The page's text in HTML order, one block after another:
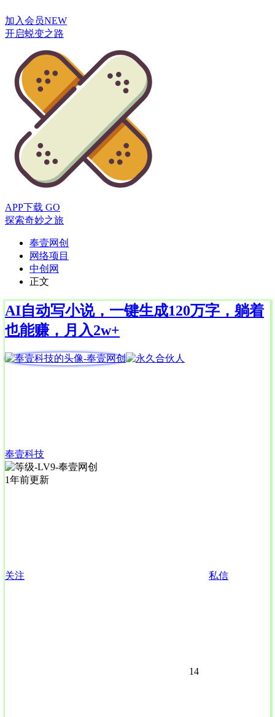
加入会员NEW
开启蜕变之路
APP下载 GO
探索奇妙之旅
奉壹网创
网络项目
中创网
正文
AI自动写小说，一键生成120万字，躺着
也能赚，月入2w+
奉壹科技
1年前更新
关注 私信
14